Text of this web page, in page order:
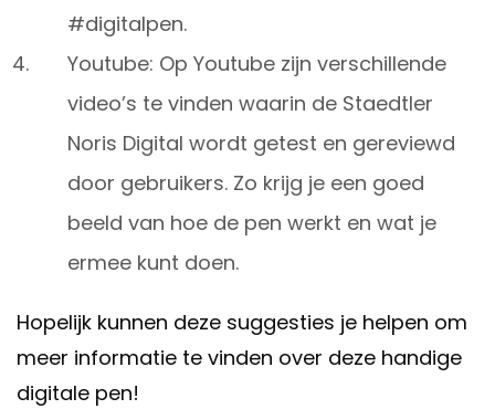
#digitalpen.
Youtube: Op Youtube zijn verschillende
video’s te vinden waarin de Staedtler
Noris Digital wordt getest en gereviewd
door gebruikers. Zo krijg je een goed
beeld van hoe de pen werkt en wat je
ermee kunt doen.
Hopelijk kunnen deze suggesties je helpen om
meer informatie te vinden over deze handige
digitale pen!